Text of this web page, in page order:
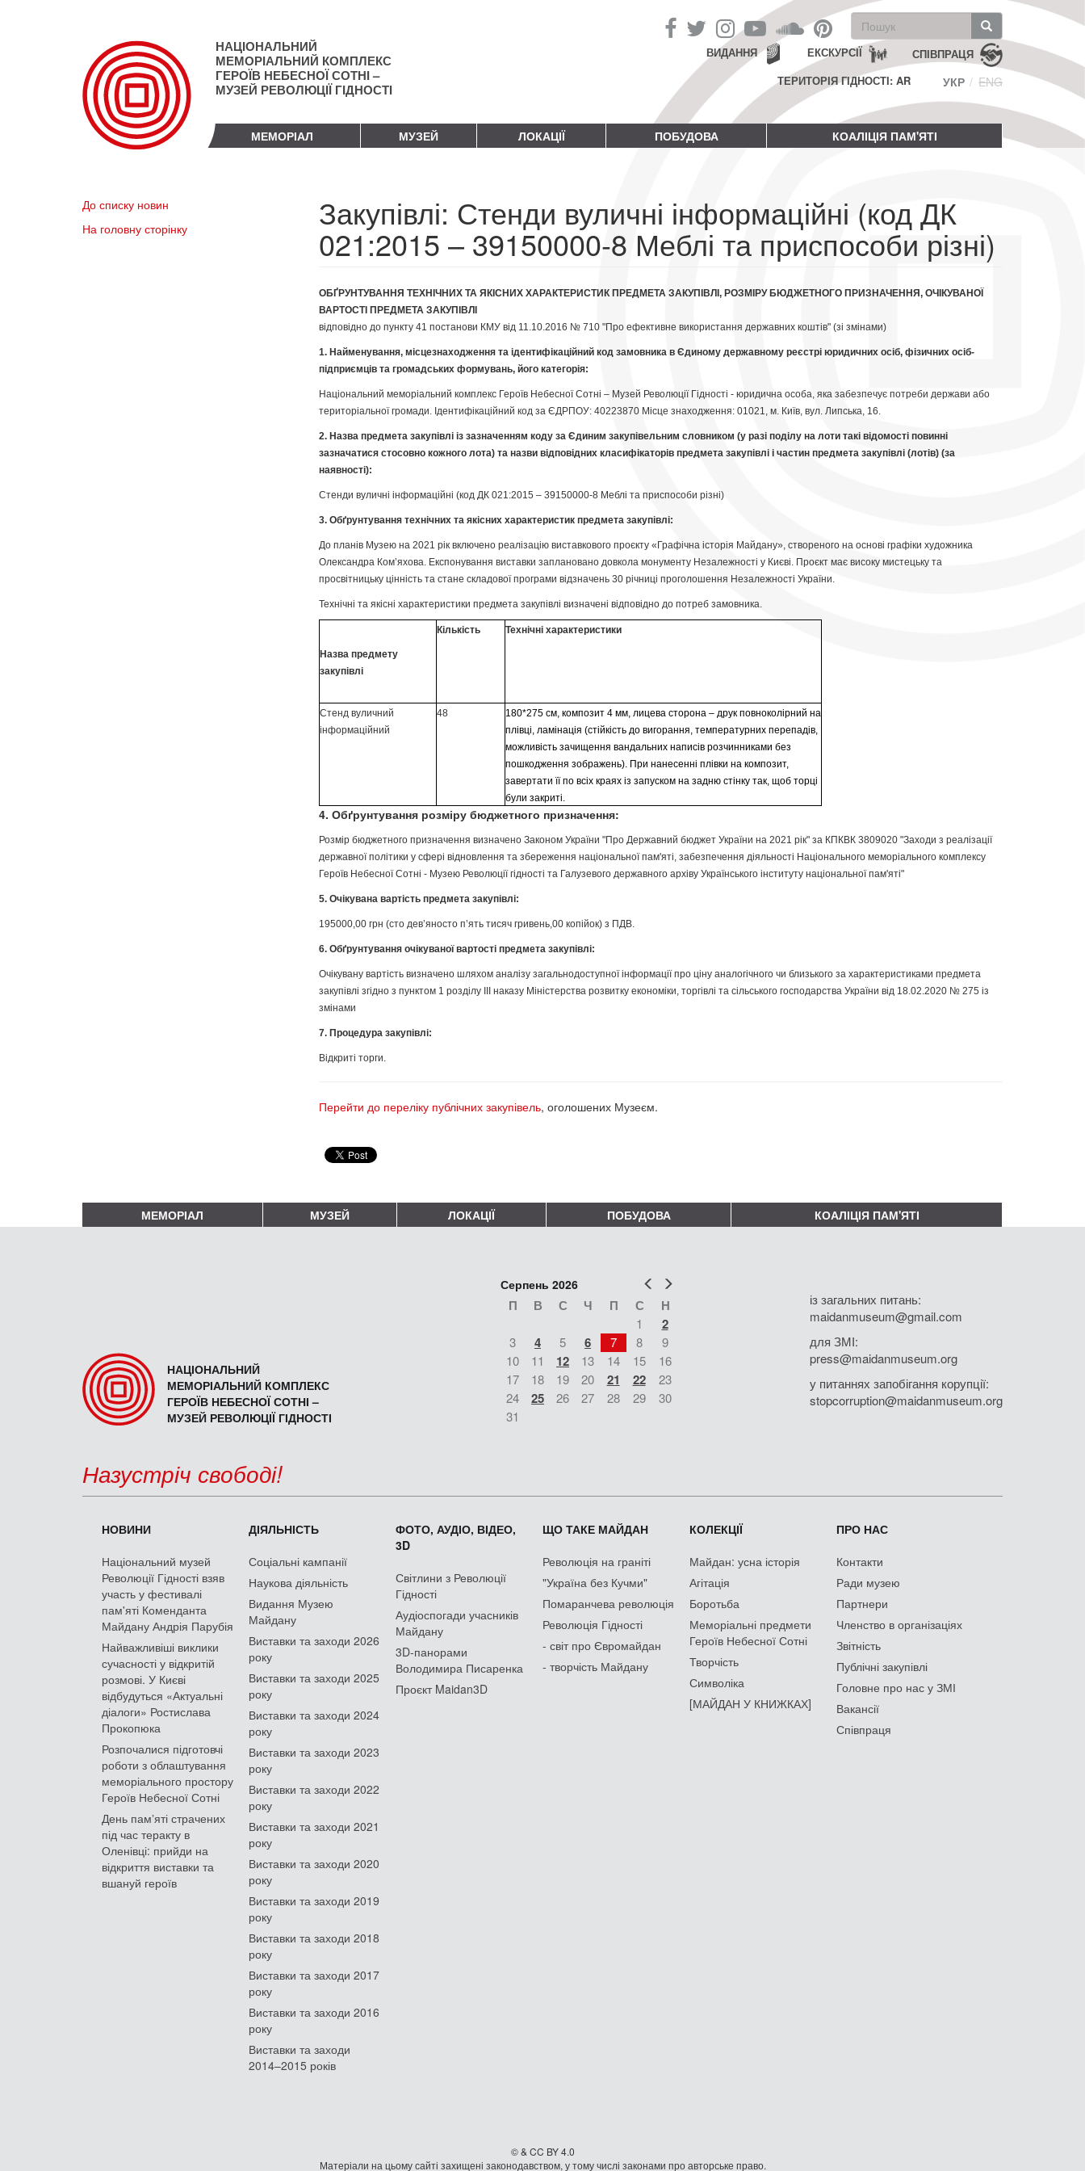
НАЦІОНАЛЬНИЙ
МЕМОРІАЛЬНИЙ КОМПЛЕКС
ГЕРОЇВ НЕБЕСНОЇ СОТНІ –
МУЗЕЙ РЕВОЛЮЦІЇ ГІДНОСТІ
Пошукова
форма
Пошук СПІВПРАЦЯ
ЕКСКУРСІЇ
ВИДАННЯ
ТЕРИТОРІЯ ГІДНОСТІ: AR
УКР ENG
МЕМОРІАЛ МУЗЕЙ ЛОКАЦІЇ ПОБУДОВА КОАЛІЦІЯ ПАМ'ЯТІ
До списку новин
На головну сторінку
Закупівлі: Стенди вуличні інформаційні (код ДК
021:2015 – 39150000-8 Меблі та приспособи різні)
ОБҐРУНТУВАННЯ ТЕХНІЧНИХ ТА ЯКІСНИХ ХАРАКТЕРИСТИК ПРЕДМЕТА ЗАКУПІВЛІ, РОЗМІРУ БЮДЖЕТНОГО ПРИЗНАЧЕННЯ, ОЧІКУВАНОЇ
ВАРТОСТІ ПРЕДМЕТА ЗАКУПІВЛІ
відповідно до пункту 41 постанови КМУ від 11.10.2016 № 710 "Про ефективне використання державних коштів" (зі змінами)
1. Найменування, місцезнаходження та ідентифікаційний код замовника в Єдиному державному реєстрі юридичних осіб, фізичних осіб-
підприємців та громадських формувань, його категорія:
Національний меморіальний комплекс Героїв Небесної Сотні – Музей Революції Гідності - юридична особа, яка забезпечує потреби держави або
територіальної громади. Ідентифікаційний код за ЄДРПОУ: 40223870 Місце знаходження: 01021, м. Київ, вул. Липська, 16.
2. Назва предмета закупівлі із зазначенням коду за Єдиним закупівельним словником (у разі поділу на лоти такі відомості повинні
зазначатися стосовно кожного лота) та назви відповідних класифікаторів предмета закупівлі і частин предмета закупівлі (лотів) (за
наявності):
Стенди вуличні інформаційні (код ДК 021:2015 – 39150000-8 Меблі та приспособи різні)
3. Обґрунтування технічних та якісних характеристик предмета закупівлі:
До планів Музею на 2021 рік включено реалізацію виставкового проєкту «Графічна історія Майдану», створеного на основі графіки художника
Олександра Ком’яхова. Експонування виставки заплановано довкола монументу Незалежності у Києві. Проєкт має високу мистецьку та
просвітницьку цінність та стане складової програми відзначень 30 річниці проголошення Незалежності України.
Технічні та якісні характеристики предмета закупівлі визначені відповідно до потреб замовника.
Назва предмету
закупівлі
Кількість Технічні характеристики
Стенд вуличний
інформаційний
48
180*275 см, композит 4 мм, лицева сторона – друк повноколірний на
плівці, ламінація (стійкість до вигорання, температурних перепадів,
можливість зачищення вандальних написів розчинниками без
пошкодження зображень). При нанесенні плівки на композит,
завертати її по всіх краях із запуском на задню стінку так, щоб торці
були закриті.
4. Обґрунтування розміру бюджетного призначення:
Розмір бюджетного призначення визначено Законом України "Про Державний бюджет України на 2021 рік" за КПКВК 3809020 "Заходи з реалізації
державної політики у сфері відновлення та збереження національної пам'яті, забезпечення діяльності Національного меморіального комплексу
Героїв Небесної Сотні - Музею Революції гідності та Галузевого державного архіву Українського інституту національної пам'яті"
5. Очікувана вартість предмета закупівлі:
195000,00 грн (сто дев’яносто п’ять тисяч гривень,00 копійок) з ПДВ.
6. Обґрунтування очікуваної вартості предмета закупівлі:
Очікувану вартість визначено шляхом аналізу загальнодоступної інформації про ціну аналогічного чи близького за характеристиками предмета
закупівлі згідно з пунктом 1 розділу ІІІ наказу Міністерства розвитку економіки, торгівлі та сільського господарства України від 18.02.2020 № 275 із
змінами
7. Процедура закупівлі:
Відкриті торги.
Перейти до переліку публічних закупівель, оголошених Музеєм.
МЕМОРІАЛ МУЗЕЙ ЛОКАЦІЇ ПОБУДОВА КОАЛІЦІЯ ПАМ'ЯТІ
НАЦІОНАЛЬНИЙ
МЕМОРІАЛЬНИЙ КОМПЛЕКС
ГЕРОЇВ НЕБЕСНОЇ СОТНІ –
МУЗЕЙ РЕВОЛЮЦІЇ ГІДНОСТІ
Попер
Серпень 2026
П В С Ч П С Н
1 2
3 4 5 6 7 8
9
10
11 12 13 14 15
16
17
18 19 20 21 22
23
24
25 26 27 28 29
30
31
із загальних питань:
maidanmuseum@gmail.com
для ЗМІ:
press@maidanmuseum.org
у питаннях запобігання корупції:
stopcorruption@maidanmuseum.org
Назустріч свободі!
НОВИНИ
Національний музей
Революції Гідності взяв
участь у фестивалі
пам'яті Коменданта
Майдану Андрія Парубія
Найважливіші виклики
сучасності у відкритій
розмові. У Києві
відбудуться «Актуальні
діалоги» Ростислава
Прокопюка
Розпочалися підготовчі
роботи з облаштування
меморіального простору
Героїв Небесної Сотні
День памʼяті страчених
під час теракту в
Оленівці: прийди на
відкриття виставки та
вшануй героїв
ДІЯЛЬНІСТЬ
Соціальні кампанії
Наукова діяльність
Видання Музею
Майдану
Виставки та заходи 2026
року
Виставки та заходи 2025
року
Виставки та заходи 2024
року
Виставки та заходи 2023
року
Виставки та заходи 2022
року
Виставки та заходи 2021
року
Виставки та заходи 2020
року
Виставки та заходи 2019
року
Виставки та заходи 2018
року
Виставки та заходи 2017
року
Виставки та заходи 2016
року
Виставки та заходи
2014–2015 років
ФОТО, АУДІО, ВІДЕО,
3D
Світлини з Революції
Гідності
Аудіоспогади учасників
Майдану
3D-панорами
Володимира Писаренка
Проєкт Maidan3D
ЩО ТАКЕ МАЙДАН
Революція на граніті
"Україна без Кучми"
Помаранчева революція
Революція Гідності
- світ про Євромайдан
- творчість Майдану
КОЛЕКЦІЇ
Майдан: усна історія
Агітація
Боротьба
Меморіальні предмети
Героїв Небесної Сотні
Творчість
Символіка
[МАЙДАН У КНИЖКАХ]
ПРО НАС
Контакти
Ради музею
Партнери
Членство в організаціях
Звітність
Публічні закупівлі
Головне про нас у ЗМІ
Вакансії
Співпраця
© & CC BY 4.0
Матеріали на цьому сайті захищені законодавством, у тому числі законами про авторське право.